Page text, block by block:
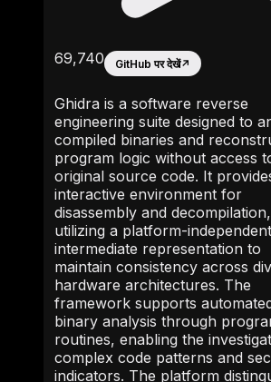
69,740 GitHub पर देखें↗
Ghidra is a software reverse
engineering suite designed to
compiled binaries and
program logic without access
original source code. It
interactive environment for
disassembly and decompilation,
utilizing a platform-independent
intermediate representation to
maintain consistency across
hardware architectures. The
framework supports
binary analysis through
routines, enabling the
complex code patterns and
indicators. The platform